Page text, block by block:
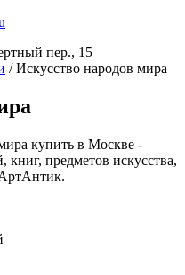
пер., 15
/ Искусство народов мира
купить в Москве -
предметов искусства,